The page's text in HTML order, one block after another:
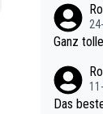
e mal 40+ erst recht. Da
och krasser wie ein Pokalspiel eines
Ganz
Das